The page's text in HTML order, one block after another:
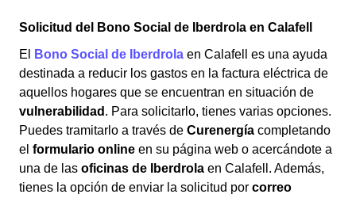
Solicitud del Bono Social de Iberdrola en Calafell
El
Bono Social de Iberdrola en Calafell es una ayuda
destinada a reducir los gastos en la factura eléctrica de
aquellos hogares que se encuentran en situación de
vulnerabilidad . Para solicitarlo, tienes varias opciones.
Puedes tramitarlo a través de Curenergía completando
el formulario online en su página web o acercándote a
una de las oficinas de Iberdrola en Calafell. Además,
tienes la opción de enviar la solicitud por correo